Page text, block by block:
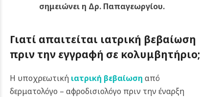
σημειώνει η Δρ. Παπαγεωργίου.
Γιατί απαιτείται ιατρική βεβαίωση
πριν την εγγραφή σε κολυμβητήριο;
Η υποχρεωτική ιατρική βεβαίωση από
δερματολόγο – αφροδισιολόγο πριν την έναρξη